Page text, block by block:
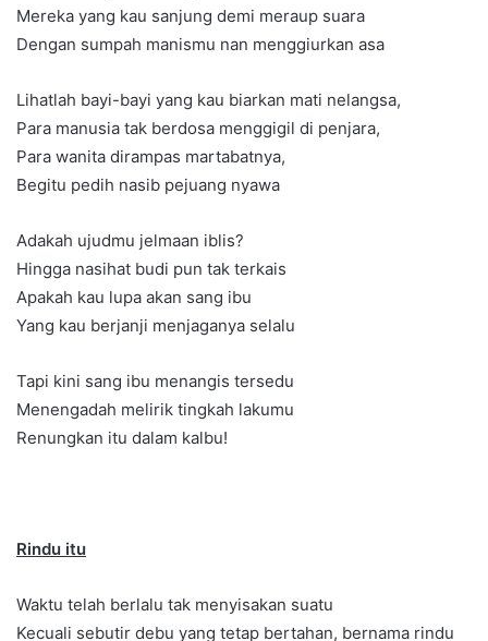
Mereka yang kau sanjung demi meraup suara
Dengan sumpah manismu nan menggiurkan asa
Lihatlah bayi-bayi yang kau biarkan mati nelangsa,
Para manusia tak berdosa menggigil di penjara,
Para wanita dirampas martabatnya,
Begitu pedih nasib pejuang nyawa
Adakah ujudmu jelmaan iblis?
Hingga nasihat budi pun tak terkais
Apakah kau lupa akan sang ibu
Yang kau berjanji menjaganya selalu
Tapi kini sang ibu menangis tersedu
Menengadah melirik tingkah lakumu
Renungkan itu dalam kalbu!
Rindu itu
Waktu telah berlalu tak menyisakan suatu
Kecuali sebutir debu yang tetap bertahan, bernama rindu